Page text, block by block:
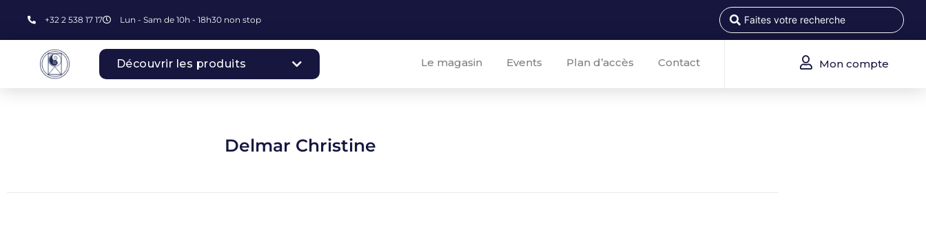
+32 2 538 17 17 Lun - Sam de 10h - 18h30 non stop
Découvrir les produits Le magasin Events Plan d’accès Contact Mon compte
Delmar Christine